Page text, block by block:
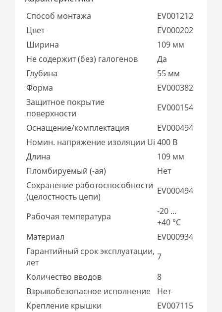
Способ монтажа
EV001212
Цвет
EV000202
Ширина
109 мм
Не содержит (без) галогенов
Да
Глубина
55 мм
Форма
EV000382
Защитное покрытие
поверхности
EV000154
Оснащение/комплектация
EV000494
Номин. напряжение изоляции Ui 400 В
Длина
109 мм
Пломбируемый (-ая)
Нет
Сохранение работоспособности
(целостность цепи)
EV000494
Рабочая температура
-20 ...
+40 °C
Материал
EV000934
Гарантийный срок эксплуатации,
лет
7
Количество вводов
8
Взрывобезопасное исполнение
Нет
Крепление крышки
EV007115